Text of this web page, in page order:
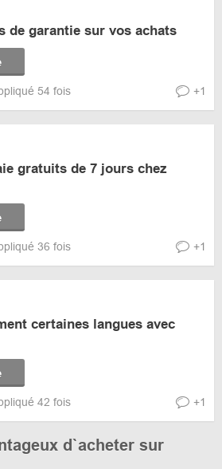
de garantie sur vos achats
54 fois +1
gratuits de 7 jours chez
36 fois +1
certaines langues avec
42 fois +1
d`acheter sur